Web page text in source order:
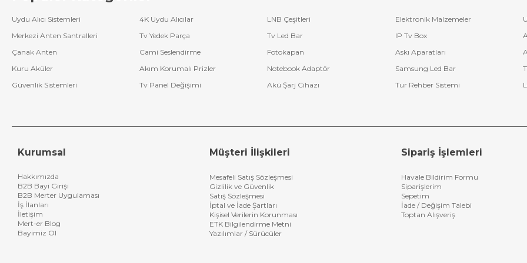
Kumanda
Kumanda
Kumanda
Kumanda
Jameson Lcd
Kumanda
Uydu Alıcı Sistemleri 4K Uydu Alıcılar LNB Çeşitleri Elektronik Malzemeler
Merkezi Anten Santralleri
Tv Yedek Parça Tv Led Bar IP Tv Box
Çanak Anten
Cami Seslendirme Fotokapan Askı Aparatları
Kuru Aküler
Akım Korumalı Prizler Notebook Adaptör Samsung Led Bar
Güvenlik Sistemleri
Tv Panel Değişimi Akü Şarj Cihazı Tur Rehber Sistemi
Kurumsal
Hakkımızda
B2B Bayi Girişi
B2B Merter Uygulaması
İş İlanları
İletişim
Mert-er Blog
Bayimiz Ol
Müşteri İlişkileri
Mesafeli Satış Sözleşmesi
Gizlilik ve Güvenlik
Satış Sözleşmesi
İptal ve İade Şartları
Kişisel Verilerin Korunması
ETK Bilgilendirme Metni
Yazılımlar / Sürücüler
Sipariş İşlemleri
Havale Bildirim Formu
Siparişlerim
Sepetim
İade / Değişim Talebi
Toptan Alışveriş